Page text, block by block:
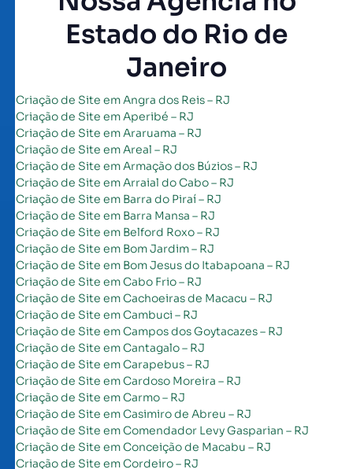
Estado do Rio de
Janeiro
Criação de Site em Angra dos Reis – RJ
Criação de Site em Aperibé – RJ
Criação de Site em Araruama – RJ
Criação de Site em Areal – RJ
Criação de Site em Armação dos Búzios – RJ
Criação de Site em Arraial do Cabo – RJ
Criação de Site em Barra do Piraí – RJ
Criação de Site em Barra Mansa – RJ
Criação de Site em Belford Roxo – RJ
Criação de Site em Bom Jardim – RJ
Criação de Site em Bom Jesus do Itabapoana – RJ
Criação de Site em Cabo Frio – RJ
Criação de Site em Cachoeiras de Macacu – RJ
Criação de Site em Cambuci – RJ
Criação de Site em Campos dos Goytacazes – RJ
Criação de Site em Cantagalo – RJ
Criação de Site em Carapebus – RJ
Criação de Site em Cardoso Moreira – RJ
Criação de Site em Carmo – RJ
Criação de Site em Casimiro de Abreu – RJ
Criação de Site em Comendador Levy Gasparian – RJ
Criação de Site em Conceição de Macabu – RJ
Criação de Site em Cordeiro – RJ